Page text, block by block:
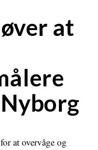
at
at overvåge og